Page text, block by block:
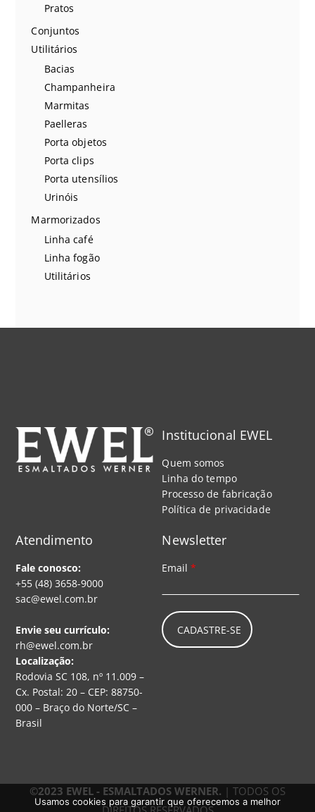
Pratos
Conjuntos
Utilitários
Bacias
Champanheira
Marmitas
Paelleras
Porta objetos
Porta clips
Porta utensílios
Urinóis
Marmorizados
Linha café
Linha fogão
Utilitários
Institucional EWEL
Quem somos
Linha do tempo
Processo de fabricação
Política de privacidade
Atendimento
Fale conosco:
+55 (48) 3658-9000
sac@ewel.com.br
Envie seu currículo:
rh@ewel.com.br
Localização:
Rodovia SC 108, nº 11.009 –
Cx. Postal: 20 – CEP: 88750-
000 – Braço do Norte/SC –
Brasil
Newsletter
Email*
CADASTRE-SE
©2023 EWEL - ESMALTADOS WERNER. | TODOS OS
Usamos cookies para garantir que oferecemos a melhor